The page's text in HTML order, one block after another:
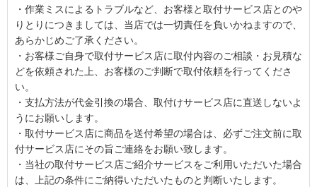
・作業ミスによるトラブルなど、お客様と取付サービス店とのや
りとりにつきましては、当店では一切責任を負いかねますので、
あらかじめご了承ください。
・お客様ご自身で取付サービス店に取付内容のご相談・お見積な
どを依頼された上、お客様のご判断で取付依頼を行ってくださ
い。
・支払方法が代金引換の場合、取付けサービス店に直送しないよ
うにお願いします。
・取付サービス店に商品を送付希望の場合は、必ずご注文前に取
付サービス店にその旨ご連絡をお願い致します。
・当社の取付サービス店ご紹介サービスをご利用いただいた場合
は、上記の条件にご納得いただいたものと判断いたします。